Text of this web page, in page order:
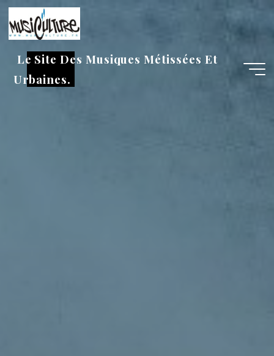
Aller
au
contenu
Le Site Des Musiques Métissées Et
Urbaines.